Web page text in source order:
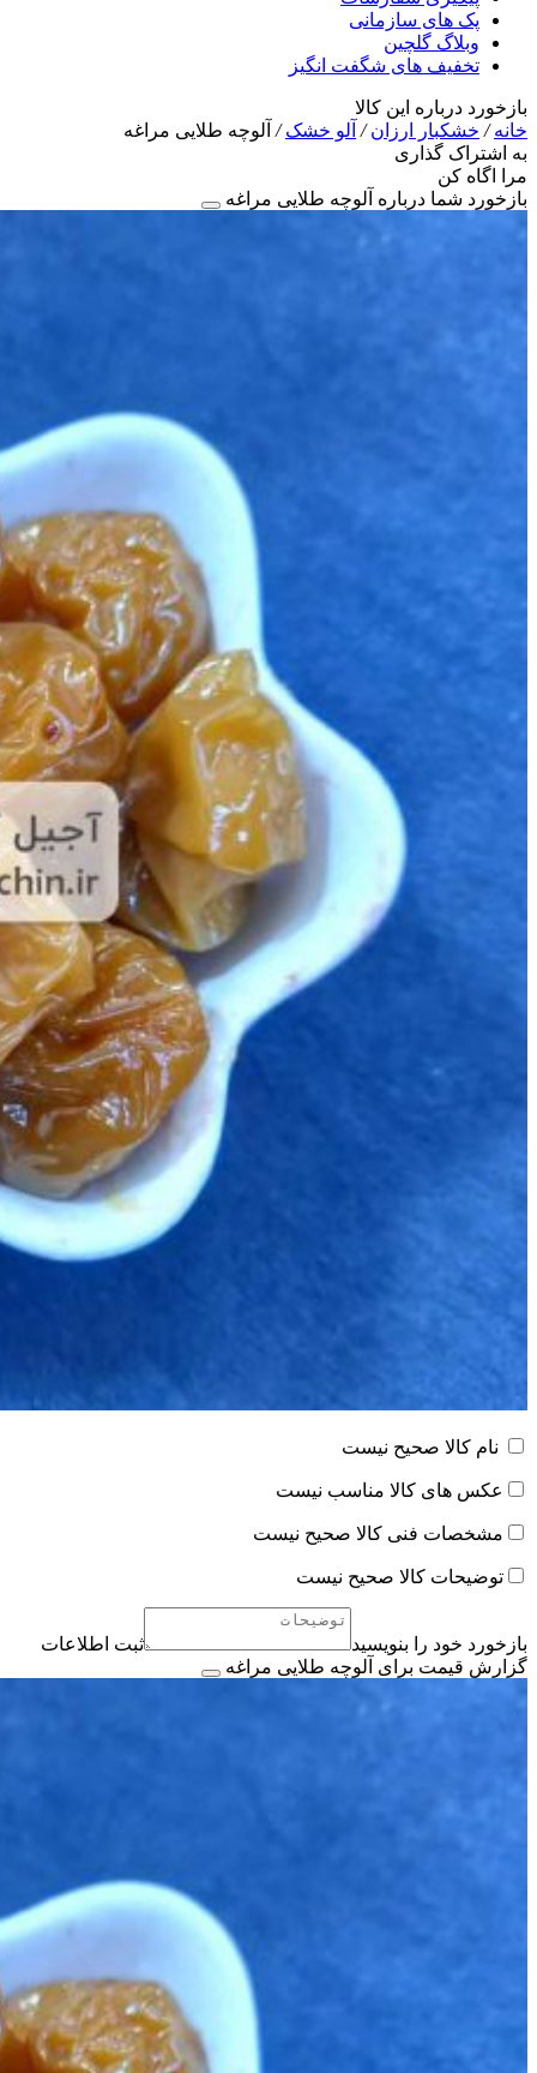
پک های سازمانی
وبلاگ گلچین
تخفیف های شگفت انگیز
بازخورد درباره این کالا
خانه/ خشکبار ارزان/ آلو خشک/ آلوچه طلایی مراغه
به اشتراک گذاری
مرا اگاه کن
بازخورد شما درباره آلوچه طلایی مراغه
نام کالا صحیح نیست
عکس های کالا مناسب نیست
مشخصات فنی کالا صحیح نیست
توضیحات کالا صحیح نیست
بازخورد خود را بنویسید
ثبت اطلاعات
گزارش قیمت برای آلوچه طلایی مراغه